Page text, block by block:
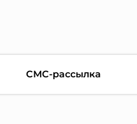
СМС-рассылка